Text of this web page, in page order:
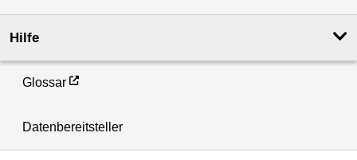
Hilfe
Glossar
Datenbereitsteller